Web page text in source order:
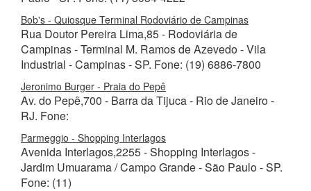
Bob's - Quiosque Terminal Rodoviário de Campinas
Rua Doutor Pereira Lima,85 - Rodoviária de
Campinas - Terminal M. Ramos de Azevedo - Vila
Industrial - Campinas - SP. Fone: (19) 6886-7800
Jeronimo Burger - Praia do Pepê
Av. do Pepê,700 - Barra da Tijuca - Rio de Janeiro -
RJ. Fone:
Parmeggio - Shopping Interlagos
Avenida Interlagos,2255 - Shopping Interlagos -
Jardim Umuarama / Campo Grande - São Paulo - SP.
Fone: (11)